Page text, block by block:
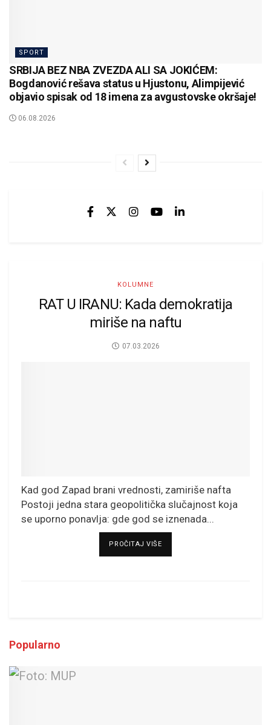
SPORT
SRBIJA BEZ NBA ZVEZDA ALI SA JOKIĆEM:
Bogdanović rešava status u Hjustonu, Alimpijević
objavio spisak od 18 imena za avgustovske okršaje!
06.08.2026
KOLUMNE
RAT U IRANU: Kada demokratija
miriše na naftu
07.03.2026
Kad god Zapad brani vrednosti, zamiriše nafta
Postoji jedna stara geopolitička slučajnost koja
se uporno ponavlja: gde god se iznenada...
PROČITAJ VIŠEDETAILS
Popularno